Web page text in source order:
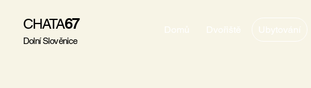
CHATA67
Dolní Slověnice
Domů Dvořiště Ubytování